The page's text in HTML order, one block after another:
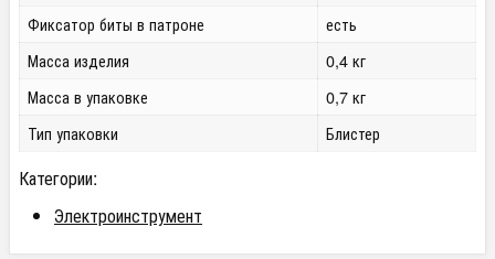
Фиксатор биты в патроне
есть
Масса изделия
0,4 кг
Масса в упаковке
0,7 кг
Тип упаковки
Блистер
Категории:
Электроинструмент